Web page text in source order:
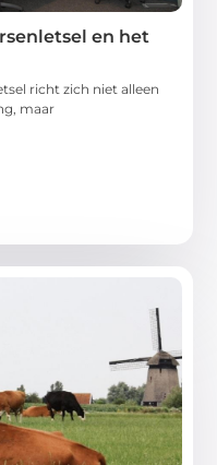
en het
richt zich niet alleen
maar